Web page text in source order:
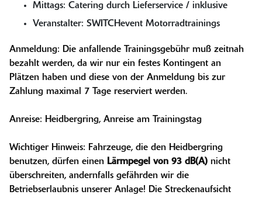
Mittags: Catering durch Lieferservice / inklusive
Veranstalter: SWITCHevent Motorradtrainings
Anmeldung: Die anfallende Trainingsgebühr muß zeitnah
bezahlt werden, da wir nur ein festes Kontingent an
Plätzen haben und diese von der Anmeldung bis zur
Zahlung maximal 7 Tage reserviert werden.
Anreise: Heidbergring, Anreise am Trainingstag
Wichtiger Hinweis: Fahrzeuge, die den Heidbergring
benutzen, dürfen einen Lärmpegel von 93 dB(A) nicht
überschreiten, andernfalls gefährden wir die
Betriebserlaubnis unserer Anlage! Die Streckenaufsicht